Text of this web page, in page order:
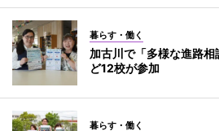
暮らす・働く
加古川で「多様な進路
ど12校が参加
暮らす・働く